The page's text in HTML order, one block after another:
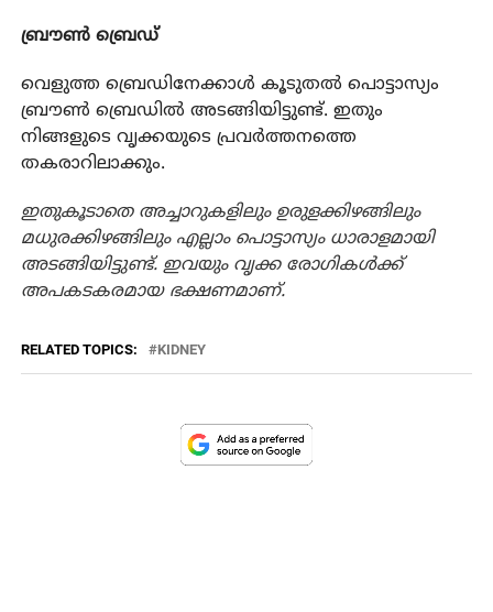
ബ്രൗൺ ബ്രെഡ്
വെളുത്ത ബ്രെഡിനേക്കാൾ കൂടുതൽ പൊട്ടാസ്യം
ബ്രൗൺ ബ്രെഡിൽ അടങ്ങിയിട്ടുണ്ട്. ഇതും
നിങ്ങളുടെ വൃക്കയുടെ പ്രവർത്തനത്തെ
തകരാറിലാക്കും.
ഇതുകൂടാതെ അച്ചാറുകളിലും ഉരുളക്കിഴങ്ങിലും
മധുരക്കിഴങ്ങിലും എല്ലാം പൊട്ടാസ്യം ധാരാളമായി
അടങ്ങിയിട്ടുണ്ട്. ഇവയും വൃക്ക രോഗികൾക്ക്
അപകടകരമായ ഭക്ഷണമാണ്.
RELATED TOPICS: KIDNEY